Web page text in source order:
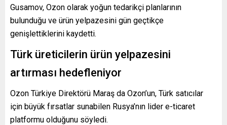
Gusamov, Ozon olarak yoğun tedarikçi planlarının
bulunduğu ve ürün yelpazesini gün geçtikçe
genişlettiklerini kaydetti.
Türk üreticilerin ürün yelpazesini
artırması hedefleniyor
Ozon Türkiye Direktörü Maraş da Ozon’un, Türk satıcılar
için büyük fırsatlar sunabilen Rusya’nın lider e-ticaret
platformu olduğunu söyledi.